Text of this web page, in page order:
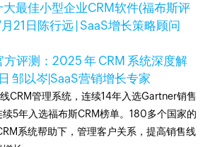
最佳小型企业CRM软件(福布斯评
21日 陈行远 | SaaS增长策略顾问
方评测：2025 年 CRM 系统深度解
邹以岑|SaaS营销增长专家
CRM管理系统，连续14年入选Gartner销售
续5年入选福布斯CRM榜单。180多个国家的
系统帮助下，管理客户关系，提高销售线